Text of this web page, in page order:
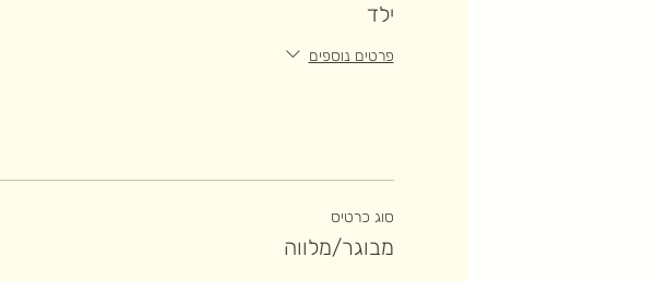
ילד
פרטים נוספים
סוג כרטיס
מבוגר/מלווה